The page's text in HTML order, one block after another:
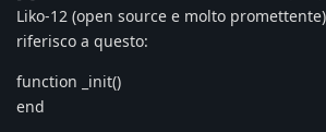
Liko-12 (open source e molto
riferisco a questo:
function _init()
end